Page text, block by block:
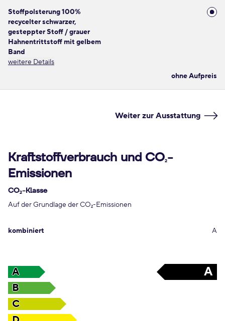
Stoffpolsterung 100%
recycelter schwarzer,
gesteppter Stoff / grauer
Hahnentrittstoff mit gelbem
Band
weitere Details
ohne Aufpreis
Weiter zur Ausstattung
Kraftstoffverbrauch und CO2-
Emissionen
CO2-Klasse
Auf der Grundlage der CO2-Emissionen
kombiniert A
A A
B
C